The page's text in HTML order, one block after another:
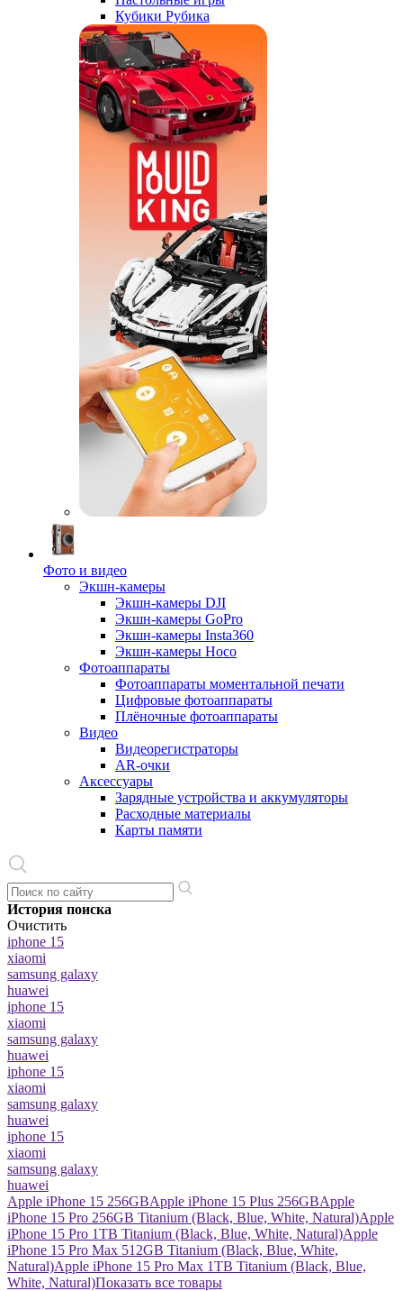
Кубики Рубика
Фото и видео
Экшн-камеры
Экшн-камеры DJI
Экшн-камеры GoPro
Экшн-камеры Insta360
Экшн-камеры Hoco
Фотоаппараты
Фотоаппараты моментальной печати
Цифровые фотоаппараты
Плёночные фотоаппараты
Видео
Видеорегистраторы
AR-очки
Аксессуары
Зарядные устройства и аккумуляторы
Расходные материалы
Карты памяти
История поиска
Очистить
iphone 15
xiaomi
samsung galaxy
huawei
iphone 15
xiaomi
samsung galaxy
huawei
iphone 15
xiaomi
samsung galaxy
huawei
iphone 15
xiaomi
samsung galaxy
huawei
Apple iPhone 15 256GBApple iPhone 15 Plus 256GBApple
iPhone 15 Pro 256GB Titanium (Black, Blue, White, Natural)Apple
iPhone 15 Pro 1TB Titanium (Black, Blue, White, Natural)Apple
iPhone 15 Pro Max 512GB Titanium (Black, Blue, White,
Natural)Apple iPhone 15 Pro Max 1TB Titanium (Black, Blue,
White, Natural)Показать все товары